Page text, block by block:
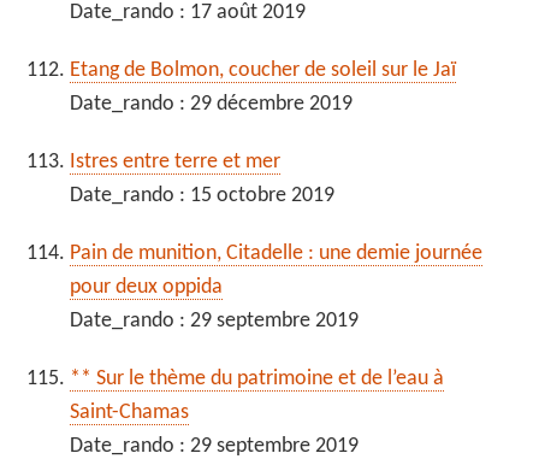
Date_rando : 17 août 2019
Etang de Bolmon, coucher de soleil sur le Jaï
Date_rando : 29 décembre 2019
Istres entre terre et mer
Date_rando : 15 octobre 2019
Pain de munition, Citadelle : une demie journée
pour deux oppida
Date_rando : 29 septembre 2019
** Sur le thème du patrimoine et de l’eau à
Saint-Chamas
Date_rando : 29 septembre 2019